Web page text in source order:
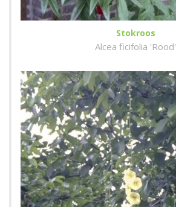
Stokroos
Alcea ficifolia 'Rood'